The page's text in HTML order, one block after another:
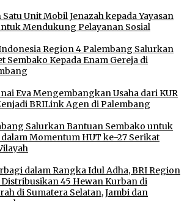
Unit Mobil Jenazah kepada Yayasan
Mendukung Pelayanan Sosial
Region 4 Palembang Salurkan
Sembako Kepada Enam Gereja di
Eva Mengembangkan Usaha dari KUR
BRILink Agen di Palembang
Salurkan Bantuan Sembako untuk
Momentum HUT ke-27 Serikat
dalam Rangka Idul Adha, BRI Region
45 Hewan Kurban di
di Sumatera Selatan, Jambi dan